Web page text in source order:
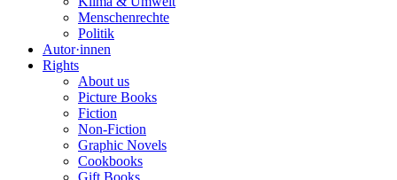
Menschenrechte
Politik
Autor·innen
Rights
About us
Picture Books
Fiction
Non-Fiction
Graphic Novels
Cookbooks
Gift Books